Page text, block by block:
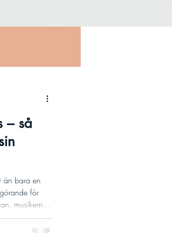
– så
än bara en
för
musikern
en egen